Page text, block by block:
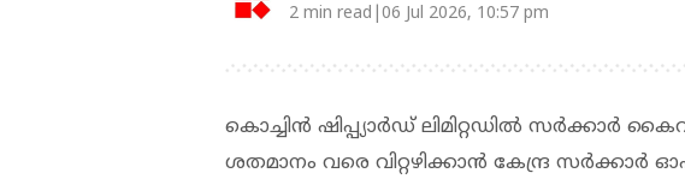
2 min read|06 Jul 2026, 10:57 pm
കൊച്ചിൻ ഷിപ്പ്യാര്‍ഡ് ലിമിറ്റഡില്‍ സര്‍ക്കാര്‍
ശതമാനം വരെ വിറ്റഴിക്കാന്‍ കേന്ദ്ര